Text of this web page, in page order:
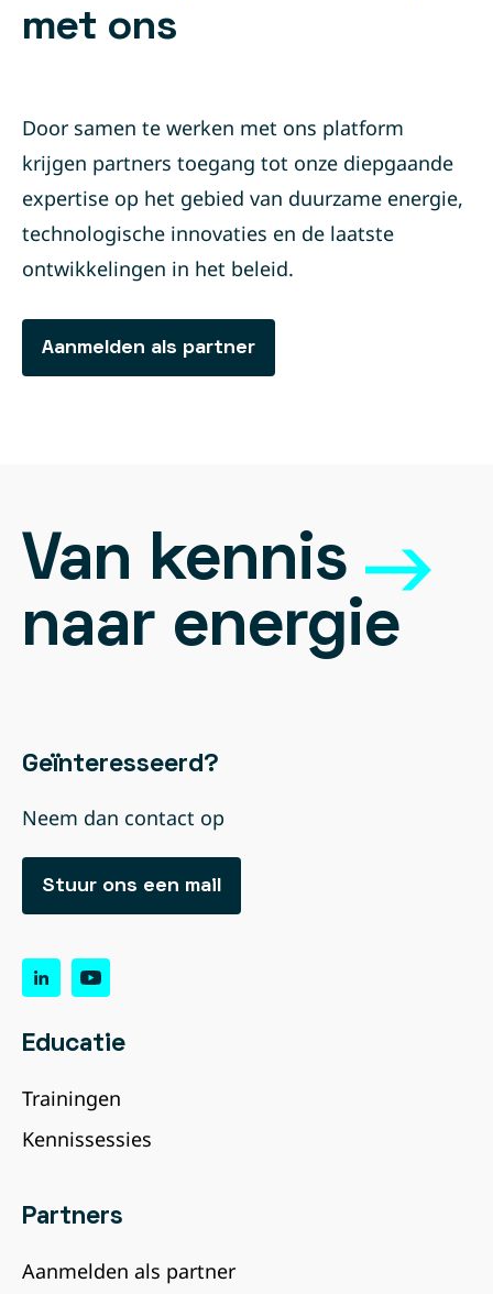
met ons
Door samen te werken met ons platform
krijgen partners toegang tot onze diepgaande
expertise op het gebied van duurzame energie,
technologische innovaties en de laatste
ontwikkelingen in het beleid.
Aanmelden als partner
Van kennis
naar energie
Geïnteresseerd?
Neem dan contact op
Stuur ons een mail
Educatie
Trainingen
Kennissessies
Partners
Aanmelden als partner